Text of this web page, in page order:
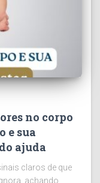
no corpo
e sua
ajuda
claros de que
achando